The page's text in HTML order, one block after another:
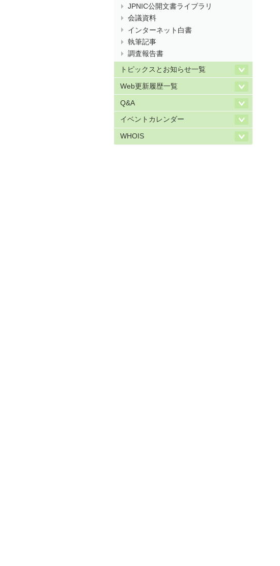
JPNIC公開文書ライブラリ
会議資料
インターネット白書
執筆記事
調査報告書
トピックスとお知らせ一覧
Web更新履歴一覧
Q&A
イベントカレンダー
WHOIS